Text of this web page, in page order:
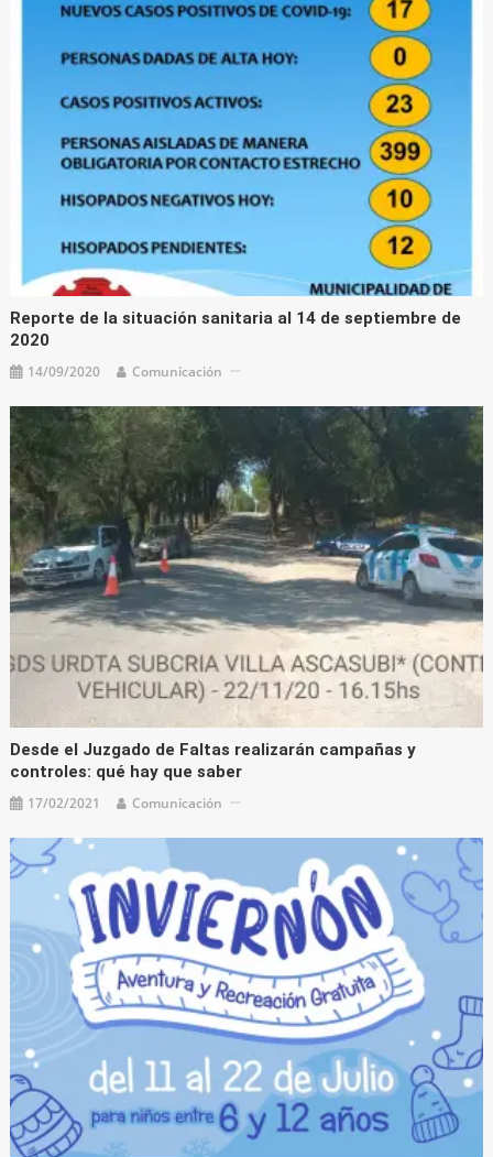
Reporte de la situación sanitaria al 14 de septiembre de
2020
14/09/2020 Comunicación
Desde el Juzgado de Faltas realizarán campañas y
controles: qué hay que saber
17/02/2021 Comunicación